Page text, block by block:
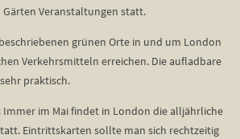
Veranstaltungen statt.
grünen Orte in und um London
Verkehrsmitteln erreichen. Die aufladbare
praktisch.
Immer im Mai findet in London die alljährliche
Eintrittskarten sollte man sich rechtzeitig